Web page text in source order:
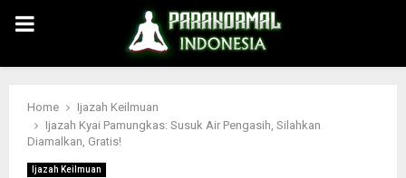
PRIMARY
MENU
Home
Ijazah Keilmuan
Ijazah Kyai Pamungkas: Susuk Air Pengasih, Silahkan
Diamalkan, Gratis!
Ijazah Keilmuan